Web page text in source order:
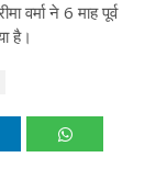
वर्मा ने 6 माह पूर्व
है।